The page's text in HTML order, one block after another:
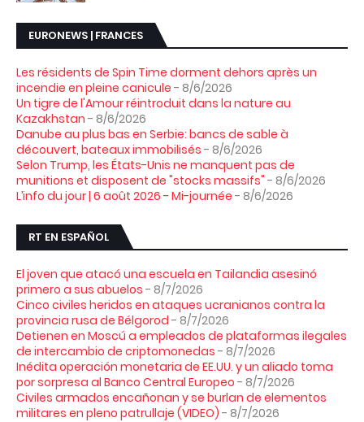
EURONEWS | FRANCES
Les résidents de Spin Time dorment dehors après un
incendie en pleine canicule - 8/6/2026
Un tigre de l'Amour réintroduit dans la nature au
Kazakhstan - 8/6/2026
Danube au plus bas en Serbie: bancs de sable à
découvert, bateaux immobilisés - 8/6/2026
Selon Trump, les États-Unis ne manquent pas de
munitions et disposent de "stocks massifs" - 8/6/2026
L’info du jour | 6 août 2026 - Mi-journée - 8/6/2026
RT EN ESPAÑOL
El joven que atacó una escuela en Tailandia asesinó
primero a sus abuelos - 8/7/2026
Cinco civiles heridos en ataques ucranianos contra la
provincia rusa de Bélgorod - 8/7/2026
Detienen en Moscú a empleados de plataformas ilegales
de intercambio de criptomonedas - 8/7/2026
Inédita operación monetaria de EE.UU. y un aliado toma
por sorpresa al Banco Central Europeo - 8/7/2026
Civiles armados encañonan y se burlan de elementos
militares en pleno patrullaje (VIDEO) - 8/7/2026